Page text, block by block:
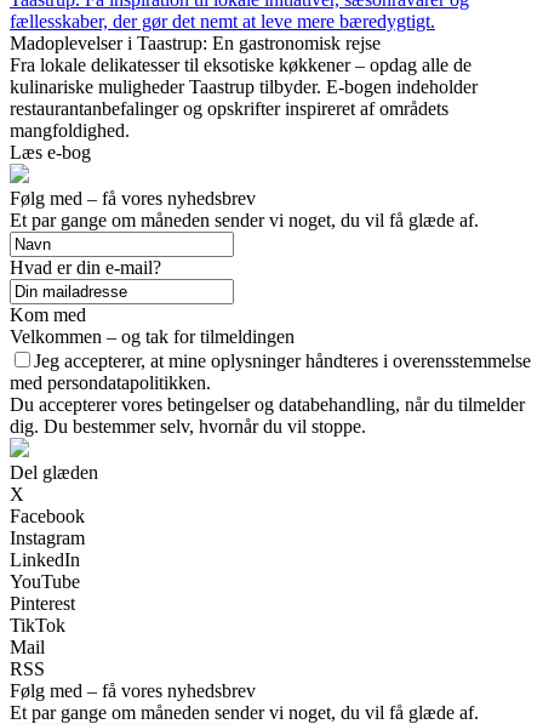
fællesskaber, der gør det nemt at leve mere bæredygtigt.
Madoplevelser i Taastrup: En gastronomisk rejse
Fra lokale delikatesser til eksotiske køkkener – opdag alle de
kulinariske muligheder Taastrup tilbyder. E-bogen indeholder
restaurantanbefalinger og opskrifter inspireret af områdets
mangfoldighed.
Læs e-bog
Følg med – få vores nyhedsbrev
Et par gange om måneden sender vi noget, du vil få glæde af.
Hvad er din e-mail?
Kom med
Velkommen – og tak for tilmeldingen
Jeg accepterer, at mine oplysninger håndteres i overensstemmelse
med persondatapolitikken.
Du accepterer vores betingelser og databehandling, når du tilmelder
dig. Du bestemmer selv, hvornår du vil stoppe.
Del glæden
X
Facebook
Instagram
LinkedIn
YouTube
Pinterest
TikTok
Mail
RSS
Følg med – få vores nyhedsbrev
Et par gange om måneden sender vi noget, du vil få glæde af.